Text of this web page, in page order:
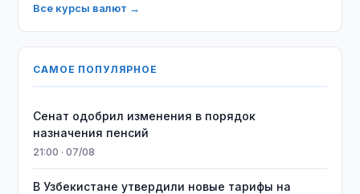
Все курсы валют →
САМОЕ ПОПУЛЯРНОЕ
Сенат одобрил изменения в порядок
назначения пенсий
21:00 · 07/08
В Узбекистане утвердили новые тарифы на